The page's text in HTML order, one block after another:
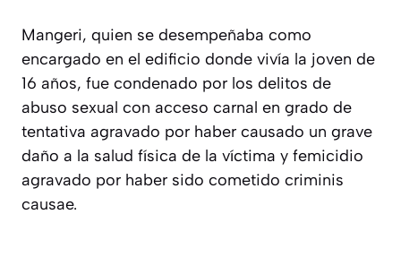
Mangeri, quien se desempeñaba como
encargado en el edificio donde vivía la joven de
16 años, fue condenado por los delitos de
abuso sexual con acceso carnal en grado de
tentativa agravado por haber causado un grave
daño a la salud física de la víctima y femicidio
agravado por haber sido cometido criminis
causae.